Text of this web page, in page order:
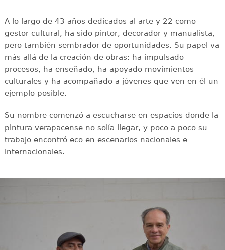
A lo largo de 43 años dedicados al arte y 22 como
gestor cultural, ha sido pintor, decorador y manualista,
pero también sembrador de oportunidades. Su papel va
más allá de la creación de obras: ha impulsado
procesos, ha enseñado, ha apoyado movimientos
culturales y ha acompañado a jóvenes que ven en él un
ejemplo posible.
Su nombre comenzó a escucharse en espacios donde la
pintura verapacense no solía llegar, y poco a poco su
trabajo encontró eco en escenarios nacionales e
internacionales.